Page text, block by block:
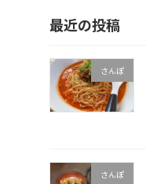
最近の投稿
さんぽ
さんぽ